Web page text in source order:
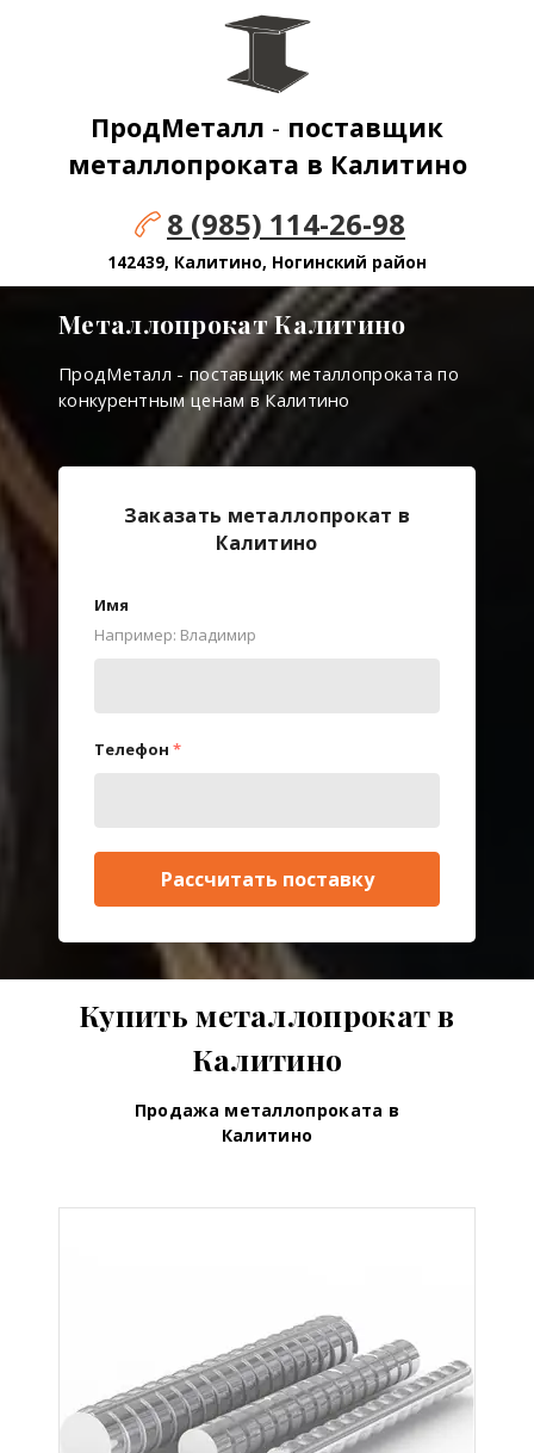
ПродМеталл - поставщик
металлопроката в Калитино
8 (985) 114-26-98
142439, Калитино, Ногинский район
Металлопрокат Калитино
ПродМеталл - поставщик металлопроката по
конкурентным ценам в Калитино
Заказать металлопрокат в
Калитино
Имя
Например: Владимир
Телефон *
Рассчитать поставку
Купить металлопрокат в
Калитино
Продажа металлопроката в
Калитино